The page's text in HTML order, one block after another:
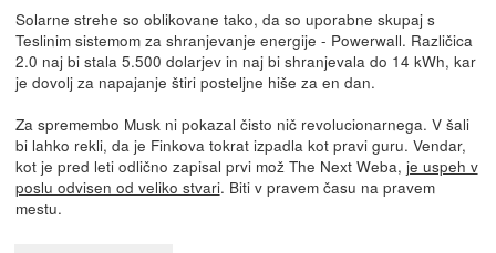
Solarne strehe so oblikovane tako, da so uporabne skupaj s
Teslinim sistemom za shranjevanje energije - Powerwall. Različica
2.0 naj bi stala 5.500 dolarjev in naj bi shranjevala do 14 kWh, kar
je dovolj za napajanje štiri posteljne hiše za en dan.
Za spremembo Musk ni pokazal čisto nič revolucionarnega. V šali
bi lahko rekli, da je Finkova tokrat izpadla kot pravi guru. Vendar,
kot je pred leti odlično zapisal prvi mož The Next Weba, je uspeh v
poslu odvisen od veliko stvari. Biti v pravem času na pravem
mestu.